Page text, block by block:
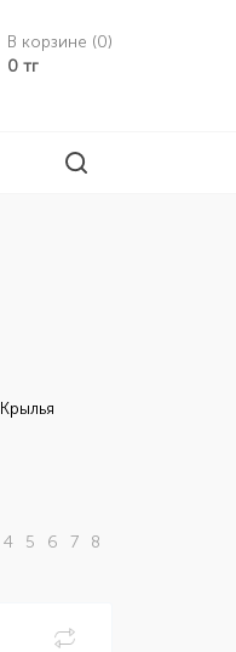
В корзине (0)
0 тг
Крылья
4 5 6 7 8